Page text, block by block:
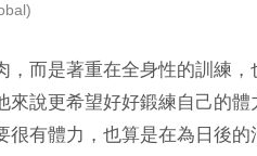
，而是著重在全身性的訓練，
說更希望好好鍛練自己的體
很有體力，也算是在為日後的